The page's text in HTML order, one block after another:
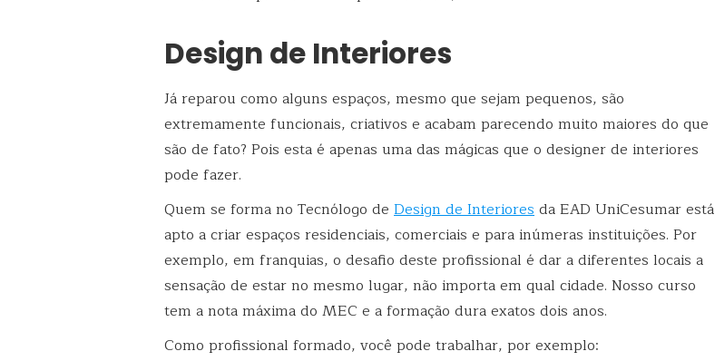
Design de Interiores
Já reparou como alguns espaços, mesmo que sejam pequenos, são
extremamente funcionais, criativos e acabam parecendo muito maiores do que
são de fato? Pois esta é apenas uma das mágicas que o designer de interiores
pode fazer.
Quem se forma no Tecnólogo de Design de Interioresda EAD UniCesumar está
apto a criar espaços residenciais, comerciais e para inúmeras instituições. Por
exemplo, em franquias, o desafio deste profissional é dar a diferentes locais a
sensação de estar no mesmo lugar, não importa em qual cidade. Nosso curso
tem a nota máxima do MEC e a formação dura exatos dois anos.
Como profissional formado, você pode trabalhar, por exemplo: